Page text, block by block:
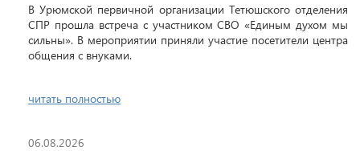
В Урюмской первичной организации Тетюшского отделения
СПР прошла встреча с участником СВО «Единым духом мы
сильны». В мероприятии приняли участие посетители центра
общения с внуками.
читать полностью
06.08.2026